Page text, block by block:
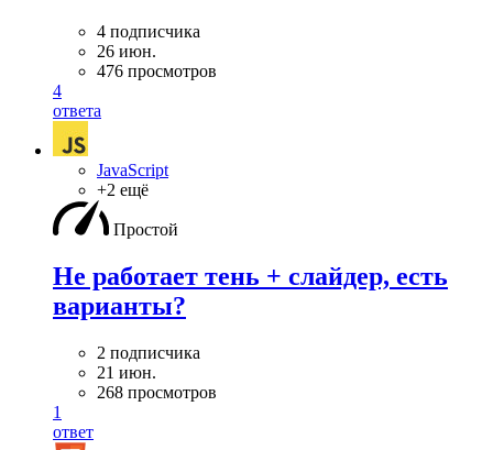
4 подписчика
26 июн.
476 просмотров
4
ответа
JavaScript
+2 ещё
Простой
Не работает тень + слайдер, есть
варианты?
2 подписчика
21 июн.
268 просмотров
1
ответ